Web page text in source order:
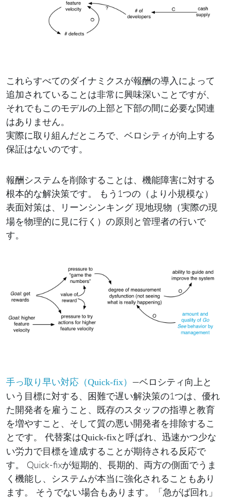
これらすべてのダイナミクスが報酬の導入によって
追加されていることは非常に興味深いことですが、
それでもこのモデルの上部と下部の間に必要な関連
はありません。
実際に取り組んだところで、ベロシティが向上する
保証はないのです。
報酬システムを削除することは、機能障害に対する
根本的な解決策です。 もう1つの（より小規模な）
表面対策は、リーンシンキング 現地現物 （実際の現
場を物理的に見に行く）の原則と管理者の行いで
す。
手っ取り早い対応（Quick-fix） —ベロシティ向上と
いう目標に対する、困難で遅い解決策の1つは、優れ
た開発者を雇うこと、既存のスタッフの指導と教育
を増やすこと、そして質の悪い開発者を排除するこ
とです。 代替案はQuick-fixと呼ばれ、迅速かつ少な
い労力で目標を達成することが期待される反応で
す。 Quick-fixが短期的、長期的、両方の側面でうま
く機能し、システムが本当に強化されることもあり
ます。 そうでない場合もあります。「急がば回れ」